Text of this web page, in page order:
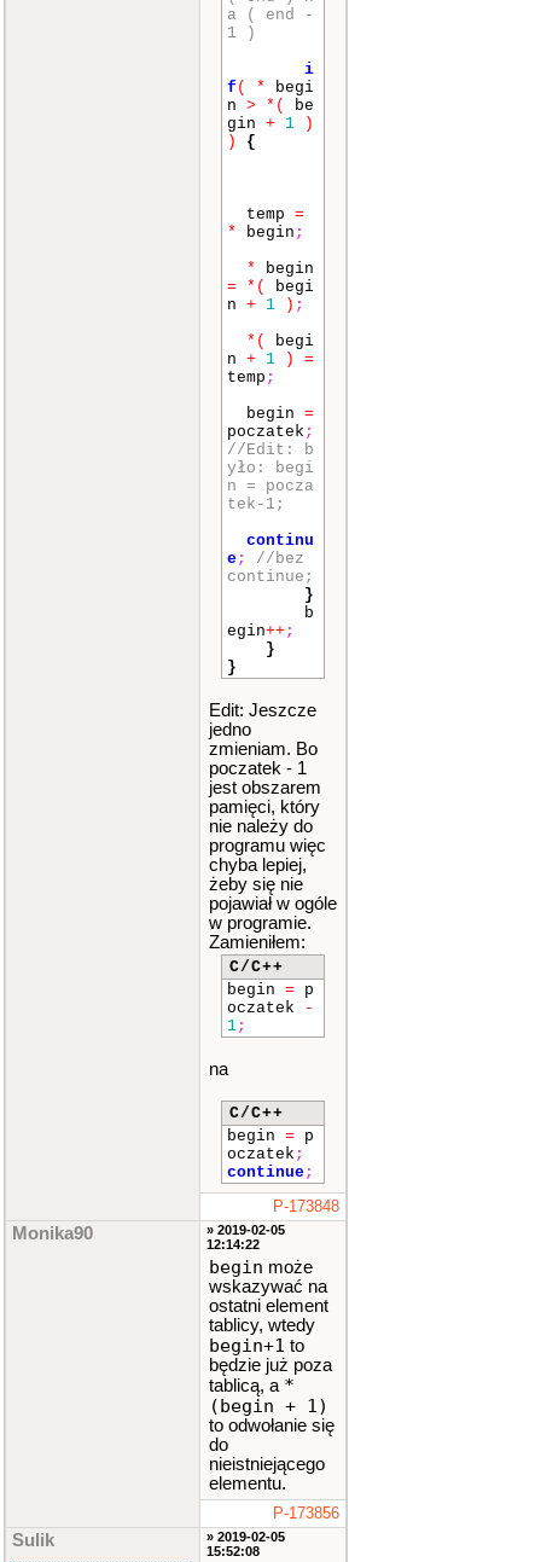
a ( end -
1 )
i
f ( *
begi
n > * (
be
gin + 1
)
)
{
temp =
*
begin ;
*
begin
=
* (
begi
n + 1 ) ;
* (
begi
n + 1 )
=
temp ;
begin =
poczatek ;
//Edit: b
yło: begi
n = pocza
tek-1;
continu
e;
//bez
continue;
}
b
egin++ ;
}
}
Edit: Jeszcze
jedno
zmieniam. Bo
poczatek - 1
jest obszarem
pamięci, który
nie należy do
programu więc
chyba lepiej,
żeby się nie
pojawiał w ogóle
w programie.
Zamieniłem:
C/C++
begin = p
oczatek
-
1;
na
C/C++
begin = p
oczatek ;
continue;
P-173848
Monika90
» 2019-02-05
12:14:22
begin może
wskazywać na
ostatni element
tablicy, wtedy
begin+1 to
będzie już poza
tablicą, a *
(begin + 1)
to odwołanie się
do
nieistniejącego
elementu.
P-173856
Sulik
» 2019-02-05
15:52:08